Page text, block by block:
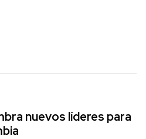
nuevos líderes para